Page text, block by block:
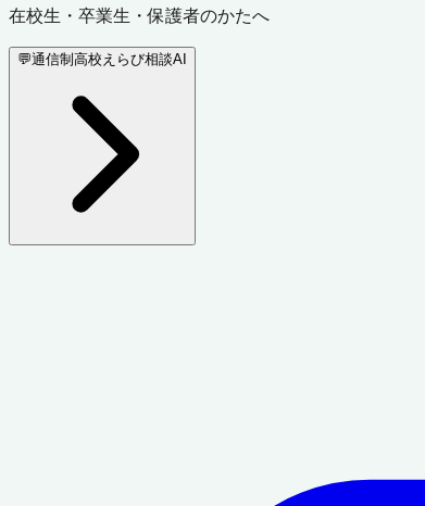
在校生・卒業生・保護者のかたへ
💬通信制高校えらび相談AI